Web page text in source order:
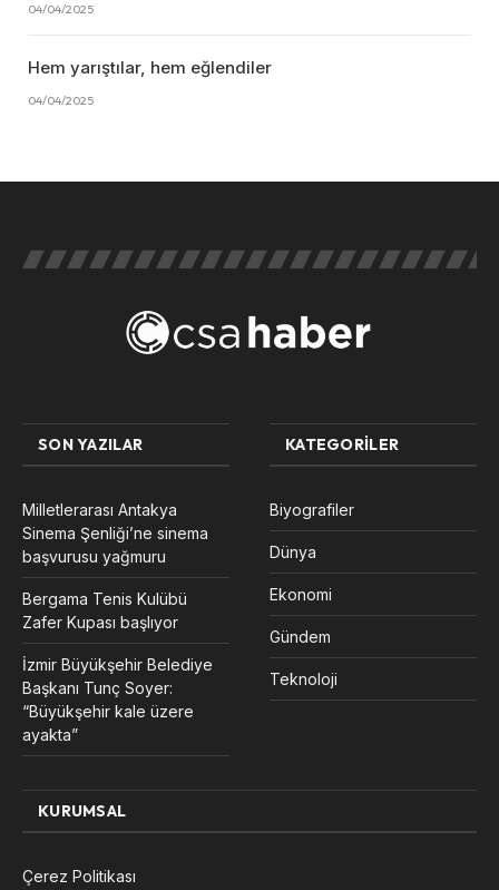
04/04/2025
Hem yarıştılar, hem eğlendiler
04/04/2025
SON YAZILAR
Milletlerarası Antakya
Sinema Şenliği’ne sinema
başvurusu yağmuru
Bergama Tenis Kulübü
Zafer Kupası başlıyor
İzmir Büyükşehir Belediye
Başkanı Tunç Soyer:
“Büyükşehir kale üzere
ayakta”
KATEGORILER
Biyografiler
Dünya
Ekonomi
Gündem
Teknoloji
KURUMSAL
Çerez Politikası